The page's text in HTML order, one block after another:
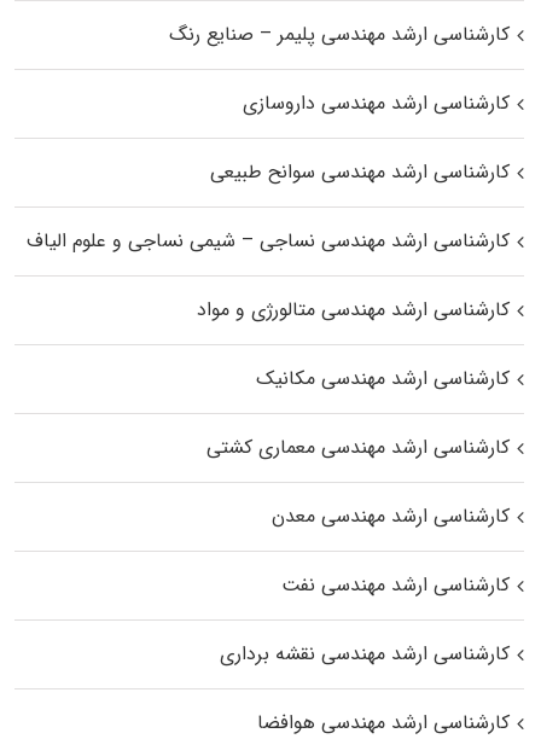
کارشناسی ارشد مهندسی پلیمر – صنایع رنگ
کارشناسی ارشد مهندسی داروسازی
کارشناسی ارشد مهندسی سوانح طبیعی
کارشناسی ارشد مهندسی نساجی – شیمی نساجی و علوم الیاف
کارشناسی ارشد مهندسی متالورژی و مواد
کارشناسی ارشد مهندسی مکانیک
کارشناسی ارشد مهندسی معماری کشتی
کارشناسی ارشد مهندسی معدن
کارشناسی ارشد مهندسی نفت
کارشناسی ارشد مهندسی نقشه برداری
کارشناسی ارشد مهندسی هوافضا